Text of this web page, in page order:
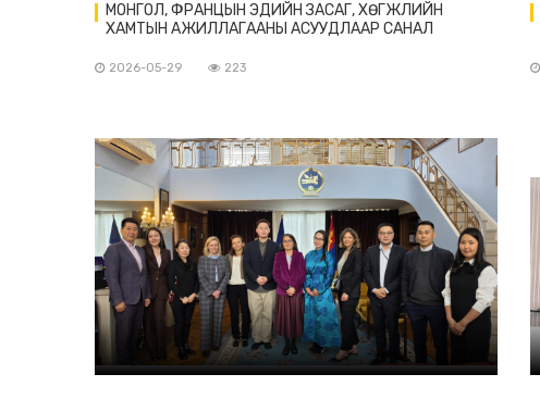
МОНГОЛ, ФРАНЦЫН ЭДИЙН ЗАСАГ, ХӨГЖЛИЙН
ХАМТЫН АЖИЛЛАГААНЫ АСУУДЛААР САНАЛ
2026-05-29 223